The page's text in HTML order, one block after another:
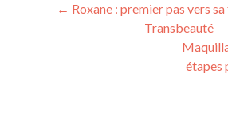
← Roxane : premier pas vers
Transbeauté
étapes